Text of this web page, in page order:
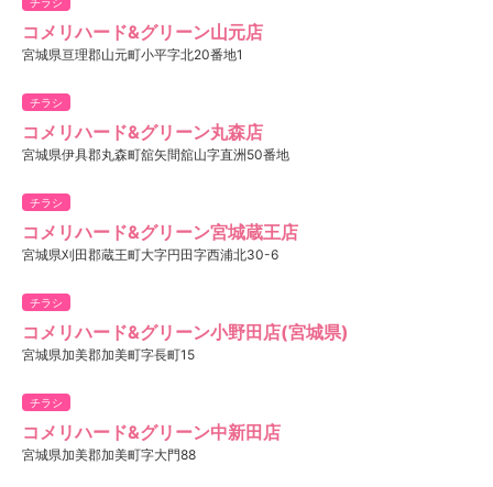
コメリハード&グリーン山元店
宮城県亘理郡山元町小平字北20番地1
チラシ
コメリハード&グリーン丸森店
宮城県伊具郡丸森町舘矢間舘山字直洲50番地
チラシ
コメリハード&グリーン宮城蔵王店
宮城県刈田郡蔵王町大字円田字西浦北30-6
チラシ
コメリハード&グリーン小野田店(宮城県)
宮城県加美郡加美町字長町15
チラシ
コメリハード&グリーン中新田店
宮城県加美郡加美町字大門88